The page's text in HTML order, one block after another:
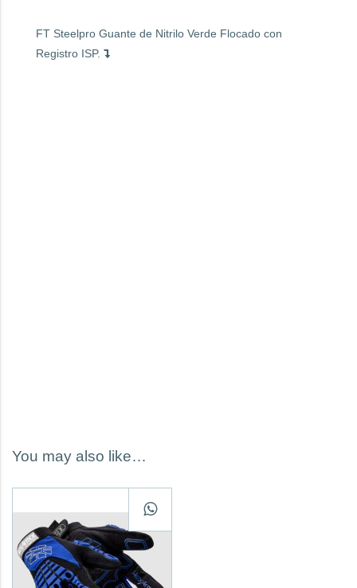
FT Steelpro Guante de Nitrilo Verde Flocado con
Registro ISP.
You may also like…